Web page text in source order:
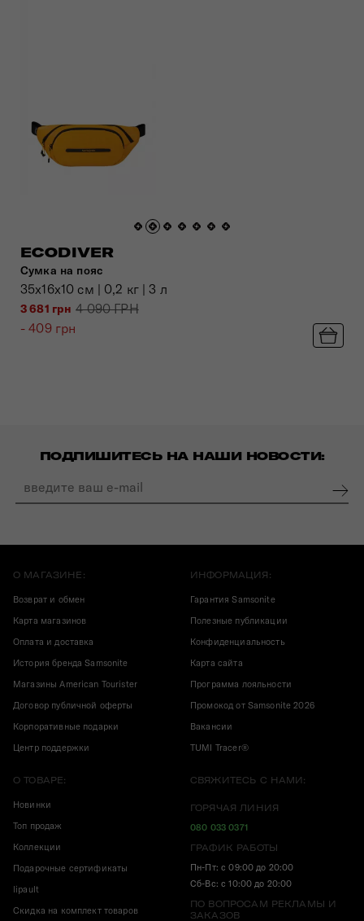
ECODIVER
Сумка на пояс
35x16x10 см | 0,2 кг | 3 л
3 681 грн 4 090 ГРН
- 409 грн
ПОДПИШИТЕСЬ НА НАШИ НОВОСТИ:
О МАГАЗИНЕ:
Возврат и обмен
Карта магазинов
Оплата и доставка
История бренда Samsonite
Магазины American Tourister
Договор публичной оферты
Корпоративные подарки
Центр поддержки
ИНФОРМАЦИЯ:
Гарантия Samsonite
Полезные публикации
Конфиденциальность
Карта сайта
Программа лояльности
Промокод от Samsonite 2026
Вакансии
TUMI Tracer®
О ТОВАРЕ:
Новинки
Топ продаж
Коллекции
Подарочные сертификаты
lipault
Скидка на комплект товаров
СВЯЖИТЕСЬ С НАМИ:
ГОРЯЧАЯ ЛИНИЯ
080 033 0371
ГРАФИК РАБОТЫ
Пн-Пт: с 09:00 до 20:00
Сб-Вс: с 10:00 до 20:00
ПО ВОПРОСАМ РЕКЛАМЫ И
ЗАКАЗОВ